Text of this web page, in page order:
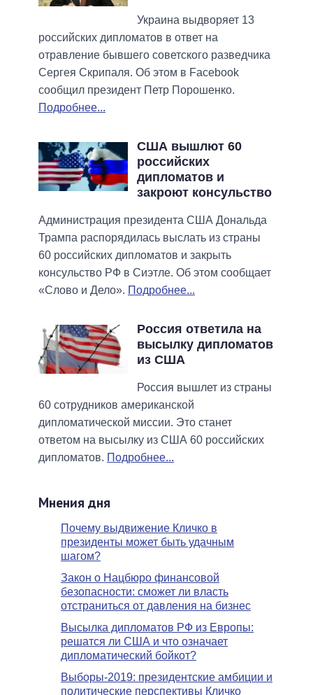
Украина выдворяет 13
российских дипломатов в ответ на
отравление бывшего советского разведчика
Сергея Скрипаля. Об этом в Facebook
сообщил президент Петр Порошенко.
Подробнее...
США вышлют 60
российских
дипломатов и
закроют консульство
Администрация президента США Дональда
Трампа распорядилась выслать из страны
60 российских дипломатов и закрыть
консульство РФ в Сиэтле. Об этом сообщает
«Слово и Дело». Подробнее...
Россия ответила на
высылку дипломатов
из США
Россия вышлет из страны
60 сотрудников американской
дипломатической миссии. Это станет
ответом на высылку из США 60 российских
дипломатов. Подробнее...
Мнения дня
Почему выдвижение Кличко в
президенты может быть удачным
шагом?
Закон о Нацбюро финансовой
безопасности: сможет ли власть
отстраниться от давления на бизнес
Высылка дипломатов РФ из Европы:
решатся ли США и что означает
дипломатический бойкот?
Выборы-2019: президентские амбиции и
политические перспективы Кличко